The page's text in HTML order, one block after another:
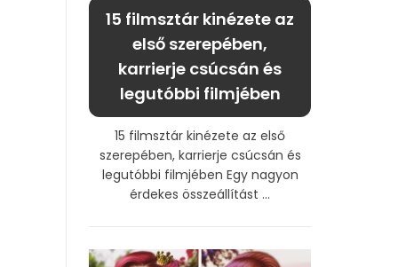
15 filmsztár kinézete az
első szerepében,
karrierje csúcsán és
legutóbbi filmjében
15 filmsztár kinézete az első
szerepében, karrierje csúcsán és
legutóbbi filmjében Egy nagyon
érdekes összeállítást ...